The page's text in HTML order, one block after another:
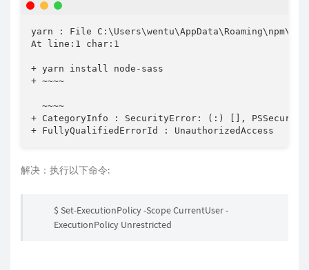
yarn : File
At line:1 char:1
+ yarn install node-sass
+ ~~~~
  ~~~~
+ CategoryInfo : SecurityError: (:) [],
+ FullyQualifiedErrorId : UnauthorizedAccess
解决：执行以下命令:
$ Set-ExecutionPolicy -Scope CurrentUser -
ExecutionPolicy Unrestricted